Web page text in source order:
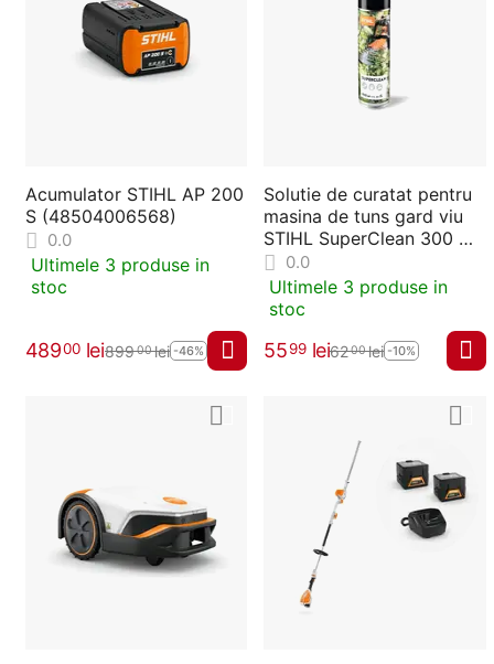
Acumulator STIHL AP 200
S (48504006568)
0.0
Ultimele 3 produse in
stoc
48900 lei89900lei -46%
Solutie de curatat pentru
masina de tuns gard viu
STIHL SuperClean 300 ml
(07825168101)
0.0
Ultimele 3 produse in
stoc
5599 lei6200lei -10%